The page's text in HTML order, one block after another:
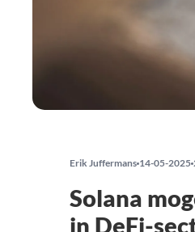
Erik Juffermans 14-05-2025
Solana
in DeFi-